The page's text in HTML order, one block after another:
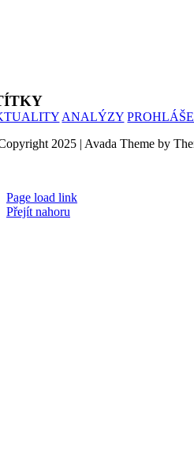
ANALÝZY
2025 | Avada Theme by
Page load link
Přejít nahoru